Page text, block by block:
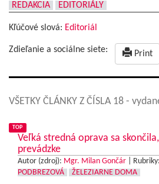
REDAKCIA
EDITORIÁLY
Kľúčové slová: Editoriál
Zdieľanie a sociálne siete: Print
VŠETKY ČLÁNKY Z ČÍSLA 18 -
TOP
Veľká stredná oprava sa
prevádzke
Autor (zdroj): Mgr. Milan Gončár Rubriky:
PODBREZOVÁ
ŽELEZIARNE DOMA